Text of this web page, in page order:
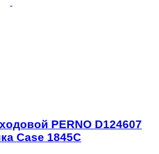
PERNO D124607
Case 1845C